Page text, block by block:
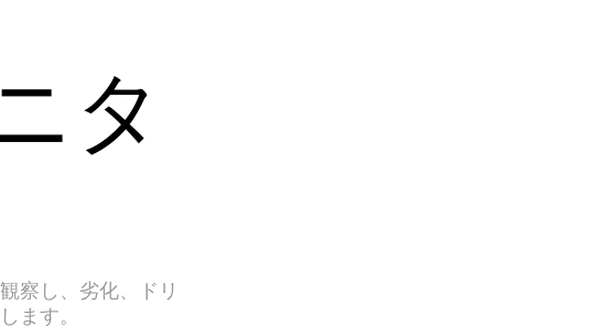
タ
察し、劣化、ドリ
ます。